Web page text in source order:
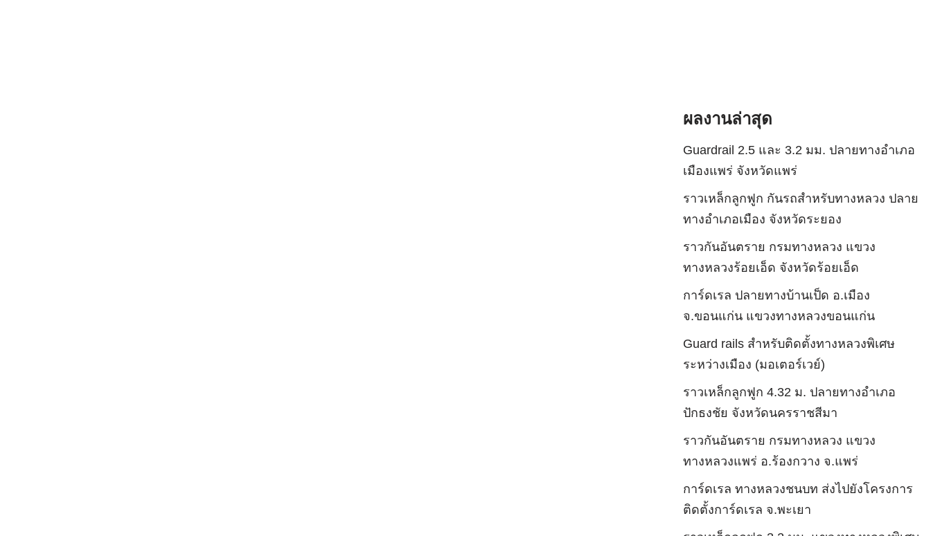
ผลงานล่าสุด
Guardrail 2.5 และ 3.2 มม. ปลายทางอำเภอ
เมืองแพร่ จังหวัดแพร่
ราวเหล็กลูกฟูก กันรถสําหรับทางหลวง ปลาย
ทางอำเภอเมือง จังหวัดระยอง
ราวกันอันตราย กรมทางหลวง แขวง
ทางหลวงร้อยเอ็ด จังหวัดร้อยเอ็ด
การ์ดเรล ปลายทางบ้านเป็ด อ.เมือง
จ.ขอนแก่น แขวงทางหลวงขอนแก่น
Guard rails สำหรับติดตั้งทางหลวงพิเศษ
ระหว่างเมือง (มอเตอร์เวย์)
ราวเหล็กลูกฟูก 4.32 ม. ปลายทางอำเภอ
ปักธงชัย จังหวัดนครราชสีมา
ราวกันอันตราย กรมทางหลวง แขวง
ทางหลวงแพร่ อ.ร้องกวาง จ.แพร่
การ์ดเรล ทางหลวงชนบท ส่งไปยังโครงการ
ติดตั้งการ์ดเรล จ.พะเยา